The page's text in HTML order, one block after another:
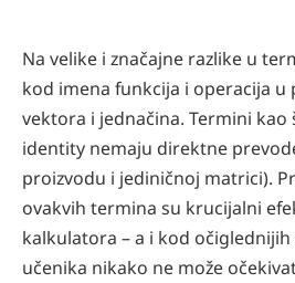
Na velike i značajne razlike u
kod imena funkcija i operacija u
vektora i jednačina. Termini
identity nemaju direktne
proizvodu i jediničnoj matrici).
ovakvih termina su krucijalni
kalkulatora – a i kod očiglednijih
učenika nikako ne može